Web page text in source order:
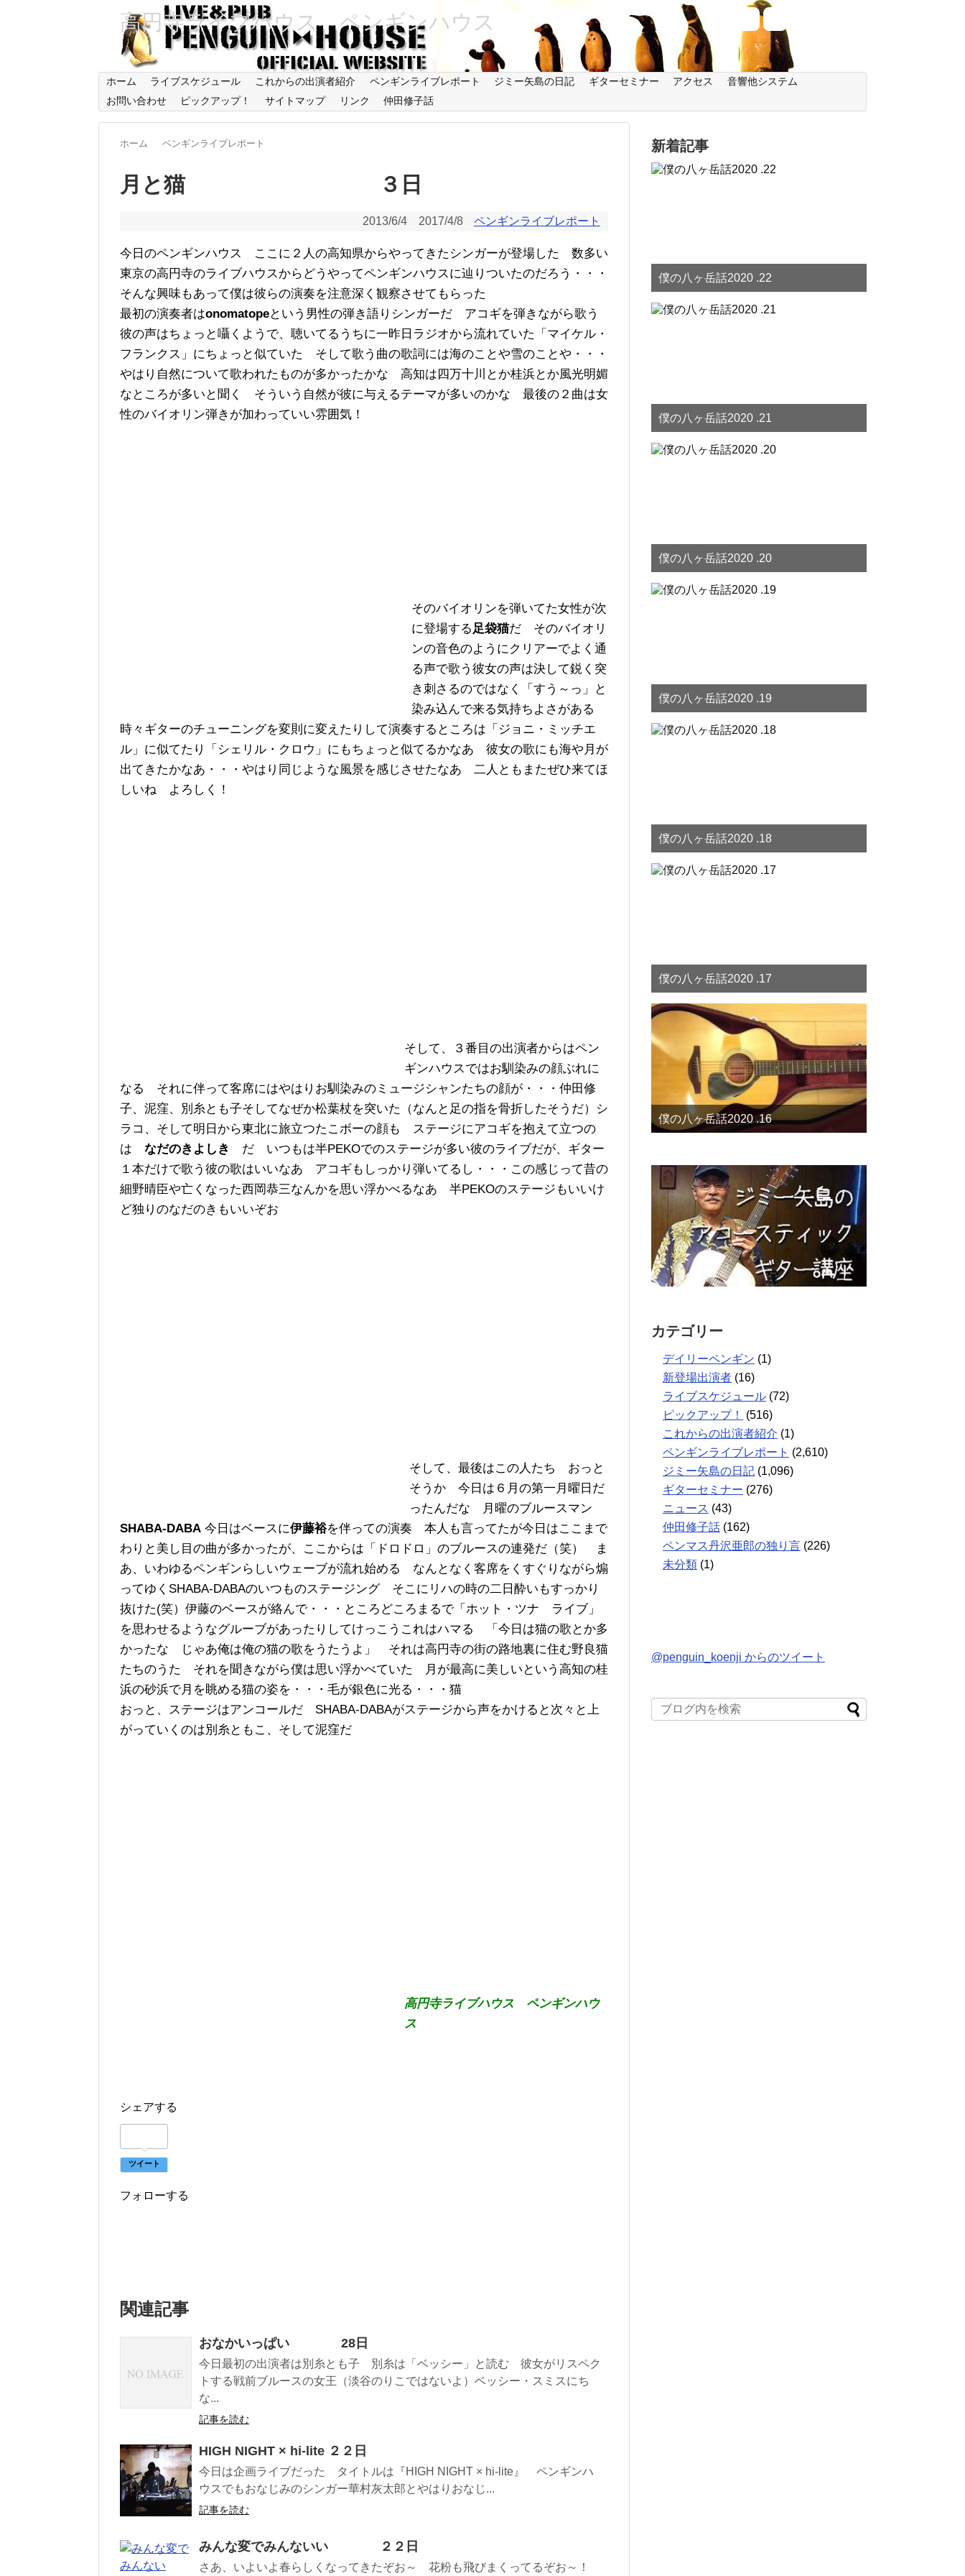
高円寺ライブハウス ペンギンハウス
ホーム ライブスケジュール これからの出演者紹介 ペンギンライブレポート ジミー矢島の日記 ギターセミナー アクセス
音響他システム
お問い合わせ
ピックアップ！ サイトマップ リンク 仲田修子話
ホーム ペンギンライブレポート
月と猫 ３日
2013/6/4 2017/4/8 ペンギンライブレポート
今日のペンギンハウス ここに２人の高知県からやってきたシンガーが登場した 数多い
東京の高円寺のライブハウスからどうやってペンギンハウスに辿りついたのだろう・・・
そんな興味もあって僕は彼らの演奏を注意深く観察させてもらった
最初の演奏者はonomatopeという男性の弾き語りシンガーだ アコギを弾きながら歌う
彼の声はちょっと囁くようで、聴いてるうちに一昨日ラジオから流れていた「マイケル・
フランクス」にちょっと似ていた そして歌う曲の歌詞には海のことや雪のことや・・・
やはり自然について歌われたものが多かったかな 高知は四万十川とか桂浜とか風光明媚
なところが多いと聞く そういう自然が彼に与えるテーマが多いのかな 最後の２曲は女
性のバイオリン弾きが加わっていい雰囲気！
そのバイオリンを弾いてた女性が次
に登場する 足袋猫だ そのバイオリ
ンの音色のようにクリアーでよく通
る声で歌う彼女の声は決して鋭く突
き刺さるのではなく「すう～っ」と
染み込んで来る気持ちよさがある
時々ギターのチューニングを変則に変えたりして演奏するところは「ジョニ・ミッチエ
ル」に似てたり「シェリル・クロウ」にもちょっと似てるかなあ 彼女の歌にも海や月が
出てきたかなあ・・・やはり同じような風景を感じさせたなあ 二人ともまたぜひ来てほ
しいね よろしく！
そして、３番目の出演者からはペン
ギンハウスではお馴染みの顔ぶれに
なる それに伴って客席にはやはりお馴染みのミュージシャンたちの顔が・・・仲田修
子、泥窪、別糸とも子そしてなぜか松葉杖を突いた（なんと足の指を骨折したそうだ）シ
ラコ、そして明日から東北に旅立つたこボーの顔も ステージにアコギを抱えて立つの
は なだのきよしき
だ いつもは半PEKOでのステージが多い彼のライブだが、ギター
１本だけで歌う彼の歌はいいなあ アコギもしっかり弾いてるし・・・この感じって昔の
細野晴臣や亡くなった西岡恭三なんかを思い浮かべるなあ 半PEKOのステージもいいけ
ど独りのなだのきもいいぞお
そして、最後はこの人たち おっと
そうか 今日は６月の第一月曜日だ
ったんだな 月曜のブルースマン
SHABA-DABA 今日はベースに伊藤裕を伴っての演奏 本人も言ってたが今日はここまで
わりと美し目の曲が多かったが、ここからは「ドロドロ」のブルースの連発だ（笑） ま
あ、いわゆるペンギンらしいウェーブが流れ始める なんとなく客席をくすぐりながら煽
ってゆくSHABA-DABAのいつものステージング そこにリハの時の二日酔いもすっかり
抜けた(笑）伊藤のベースが絡んで・・・ところどころまるで「ホット・ツナ ライブ」
を思わせるようなグルーブがあったりしてけっこうこれはハマる 「今日は猫の歌とか多
かったな じゃあ俺は俺の猫の歌をうたうよ」 それは高円寺の街の路地裏に住む野良猫
たちのうた それを聞きながら僕は思い浮かべていた 月が最高に美しいという高知の桂
浜の砂浜で月を眺める猫の姿を・・・毛が銀色に光る・・・猫
おっと、ステージはアンコールだ SHABA-DABAがステージから声をかけると次々と上
がっていくのは別糸ともこ、そして泥窪だ
高円寺ライブハウス ペンギンハウ
ス
シェアする
ツイート
フォローする
関連記事
おなかいっぱい 28日
今日最初の出演者は別糸とも子 別糸は「ベッシー」と読む 彼女がリスペク
トする戦前ブルースの女王（淡谷のりこではないよ）ベッシー・スミスにち
な...
記事を読む
HIGH NIGHT × hi-lite ２２日
今日は企画ライブだった タイトルは『HIGH NIGHT × hi-lite』 ペンギンハ
ウスでもおなじみのシンガー華村灰太郎とやはりおなじ...
記事を読む
みんな変でみんないい ２２日
さあ、いよいよ春らしくなってきたぞお～ 花粉も飛びまくってるぞお～！
新着記事
僕の八ヶ岳話2020 .22
僕の八ヶ岳話2020 .21
僕の八ヶ岳話2020 .20
僕の八ヶ岳話2020 .19
僕の八ヶ岳話2020 .18
僕の八ヶ岳話2020 .17
僕の八ヶ岳話2020 .16
カテゴリー
デイリーペンギン (1)
新登場出演者 (16)
ライブスケジュール (72)
ピックアップ！
(516)
これからの出演者紹介 (1)
ペンギンライブレポート (2,610)
ジミー矢島の日記 (1,096)
ギターセミナー (276)
ニュース (43)
仲田修子話 (162)
ペンマス丹沢亜郎の独り言 (226)
未分類 (1)
@penguin_koenji からのツイート